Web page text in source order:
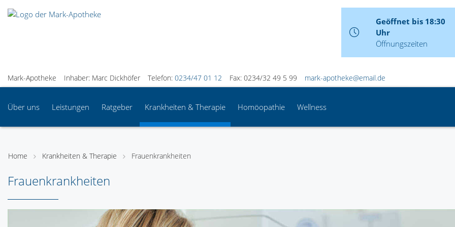
Geöffnet bis 18:30
Uhr
Öffnungszeiten
Mark-Apotheke Inhaber: Marc Dickhöfer Telefon: 0234/47 01 12 Fax: 0234/32 49 5 99 mark-apotheke@email.de
Über uns Leistungen Ratgeber Krankheiten & Therapie Homöopathie Wellness
Home Krankheiten & Therapie Frauenkrankheiten
Frauenkrankheiten